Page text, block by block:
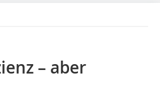
– aber